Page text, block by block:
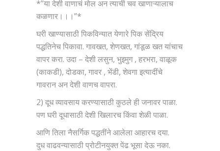
*”या देशी वाणाचं मोल अन त्याची चव खाणाऱ्यालाच
कळणार।।।”*
घरी खाण्यासाठी पिकविन्यात येणारे पिक सेंद्रिय
पद्धतिनेच पिकावा. गावखत, शेणखत, गांडूळ खत यांचाच
वापर करा. उदा – देशी लसुन, भुइमुग , हरभरा, वाळूक
(काकडी), दोडका, गावर , भेंडी, शेवगा इत्यादींचे
गावरान अन देशी वाणच वापरा.
2) दूध व्यावसाय करण्यासाठी कुठले ही जनावर पाळा.
पण घरी दूधासाठी देशी खिलारच किंवा शेळी पाळा.
आणि तिला नैसर्गिक पद्धतींने आलेला आहारच दया.
दुध वाढवन्यासाठी प्रोटीनयुक्त पेंढ भूसा देऊ नका.